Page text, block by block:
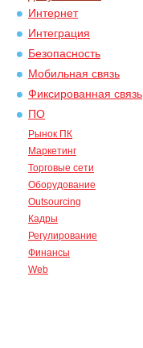
Интернет
Интеграция
Безопасность
Мобильная связь
Фиксированная связь
ПО
Рынок ПК
Маркетинг
Торговые сети
Оборудование
Outsourcing
Кадры
Регулирование
Финансы
Web